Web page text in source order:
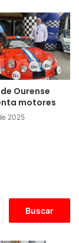
Ourense
motores
2025